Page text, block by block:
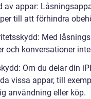
av appar:
till att förhindra
Med
och konversationer
Om du delar din
vissa appar, till
användning eller köp.